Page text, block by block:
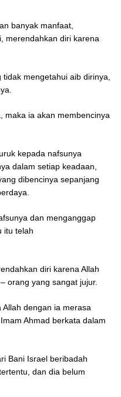
banyak manfaat,
merendahkan diri karena
mengetahui aib dirinya,
maka ia akan membencinya
kepada nafsunya
dalam setiap keadaan,
dibencinya sepanjang
dan menganggap
itu telah
diri karena Allah
orang yang sangat jujur.
dengan ia merasa
Ahmad berkata dalam
Bani Israel beribadah
dan dia belum